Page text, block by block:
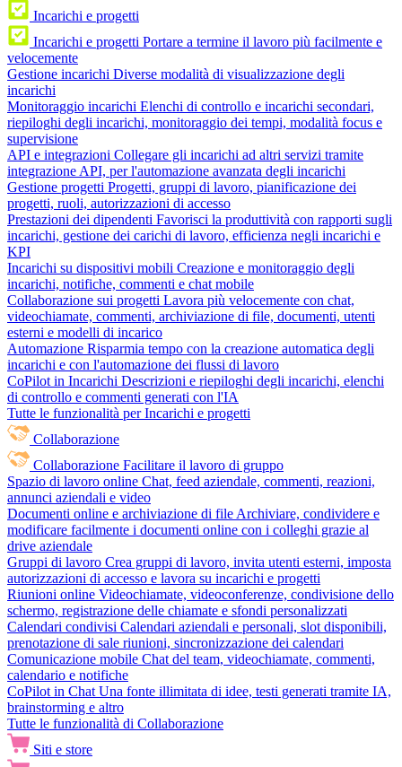
Incarichi e progetti
Incarichi e progetti Portare a termine il lavoro più facilmente e
velocemente
Gestione incarichi Diverse modalità di visualizzazione degli
incarichi
Monitoraggio incarichi Elenchi di controllo e incarichi secondari,
riepiloghi degli incarichi, monitoraggio dei tempi, modalità focus e
supervisione
API e integrazioni Collegare gli incarichi ad altri servizi tramite
integrazione API, per l'automazione avanzata degli incarichi
Gestione progetti Progetti, gruppi di lavoro, pianificazione dei
progetti, ruoli, autorizzazioni di accesso
Prestazioni dei dipendenti Favorisci la produttività con rapporti sugli
incarichi, gestione dei carichi di lavoro, efficienza negli incarichi e
KPI
Incarichi su dispositivi mobili Creazione e monitoraggio degli
incarichi, notifiche, commenti e chat mobile
Collaborazione sui progetti Lavora più velocemente con chat,
videochiamate, commenti, archiviazione di file, documenti, utenti
esterni e modelli di incarico
Automazione Risparmia tempo con la creazione automatica degli
incarichi e con l'automazione dei flussi di lavoro
CoPilot in Incarichi Descrizioni e riepiloghi degli incarichi, elenchi
di controllo e commenti generati con l'IA
Tutte le funzionalità per Incarichi e progetti
Collaborazione
Collaborazione Facilitare il lavoro di gruppo
Spazio di lavoro online Chat, feed aziendale, commenti, reazioni,
annunci aziendali e video
Documenti online e archiviazione di file Archiviare, condividere e
modificare facilmente i documenti online con i colleghi grazie al
drive aziendale
Gruppi di lavoro Crea gruppi di lavoro, invita utenti esterni, imposta
autorizzazioni di accesso e lavora su incarichi e progetti
Riunioni online Videochiamate, videoconferenze, condivisione dello
schermo, registrazione delle chiamate e sfondi personalizzati
Calendari condivisi Calendari aziendali e personali, slot disponibili,
prenotazione di sale riunioni, sincronizzazione dei calendari
Comunicazione mobile Chat del team, videochiamate, commenti,
calendario e notifiche
CoPilot in Chat Una fonte illimitata di idee, testi generati tramite IA,
brainstorming e altro
Tutte le funzionalità di Collaborazione
Siti e store